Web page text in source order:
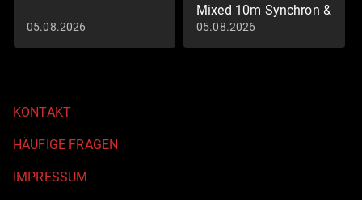
05.08.2026
Mixed 10m Synchron &
Herren 3m (in voller
Länge)
05.08.2026
KONTAKT
HÄUFIGE FRAGEN
IMPRESSUM